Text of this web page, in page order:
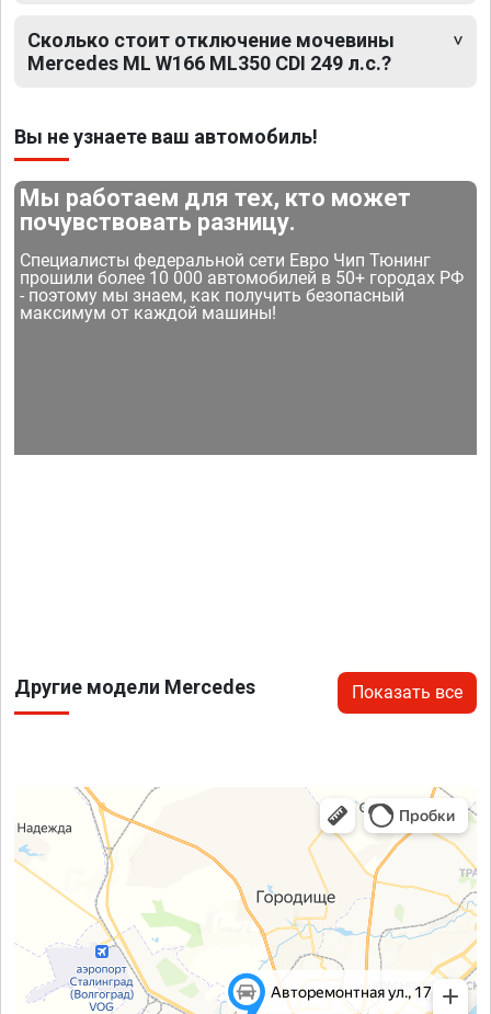
Сколько стоит отключение мочевины
Mercedes ML W166 ML350 CDI 249 л.с.?
Вы не узнаете ваш автомобиль!
Мы работаем для тех, кто может
почувствовать разницу.
Специалисты федеральной сети Евро Чип Тюнинг
прошили более 10 000 автомобилей в 50+ городах РФ
- поэтому мы знаем, как получить безопасный
максимум от каждой машины!
Другие модели Mercedes Показать все